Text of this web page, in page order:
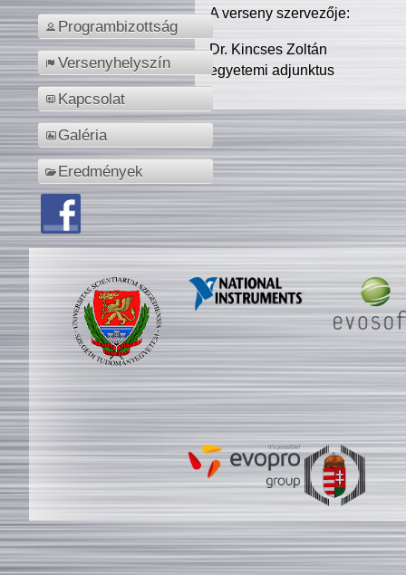
Programbizottság
Versenyhelyszín
Kapcsolat
Galéria
Eredmények
A verseny szervezője:
Dr. Kincses Zoltán
egyetemi adjunktus